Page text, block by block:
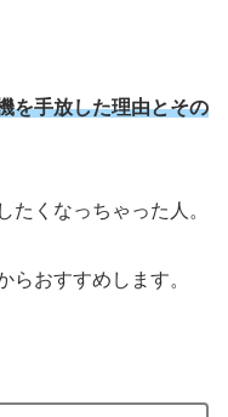
を手放した理由とその
たくなっちゃった人。
らおすすめします。